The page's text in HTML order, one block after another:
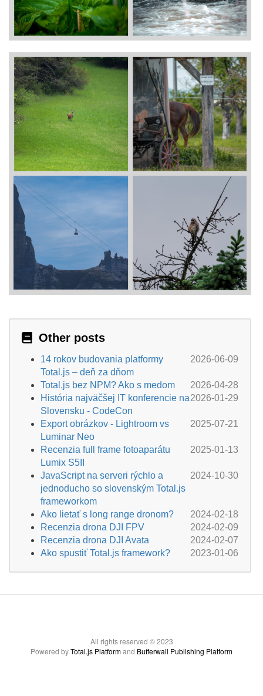
Other posts
2026-06-09
14 rokov budovania platformy
Total.js – deň za dňom
2026-04-28
Total.js bez NPM? Ako s medom
2026-01-29
História najväčšej IT konferencie na
Slovensku - CodeCon
2025-07-21
Export obrázkov - Lightroom vs
Luminar Neo
2025-01-13
Recenzia full frame fotoaparátu
Lumix S5II
2024-10-30
JavaScript na serveri rýchlo a
jednoducho so slovenským Total.js
frameworkom
2024-02-18
Ako lietať s long range dronom?
2024-02-09
Recenzia drona DJI FPV
2024-02-07
Recenzia drona DJI Avata
2023-01-06
Ako spustiť Total.js framework?
All rights reserved © 2023
Powered byTotal.js Platformand Bufferwall Publishing Platform